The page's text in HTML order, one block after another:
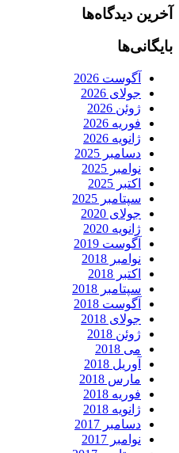
آخرین دیدگاه‌ها
بایگانی‌ها
آگوست 2026
جولای 2026
ژوئن 2026
فوریه 2026
ژانویه 2026
دسامبر 2025
نوامبر 2025
اکتبر 2025
سپتامبر 2025
جولای 2020
ژانویه 2020
آگوست 2019
نوامبر 2018
اکتبر 2018
سپتامبر 2018
آگوست 2018
جولای 2018
ژوئن 2018
می 2018
آوریل 2018
مارس 2018
فوریه 2018
ژانویه 2018
دسامبر 2017
نوامبر 2017